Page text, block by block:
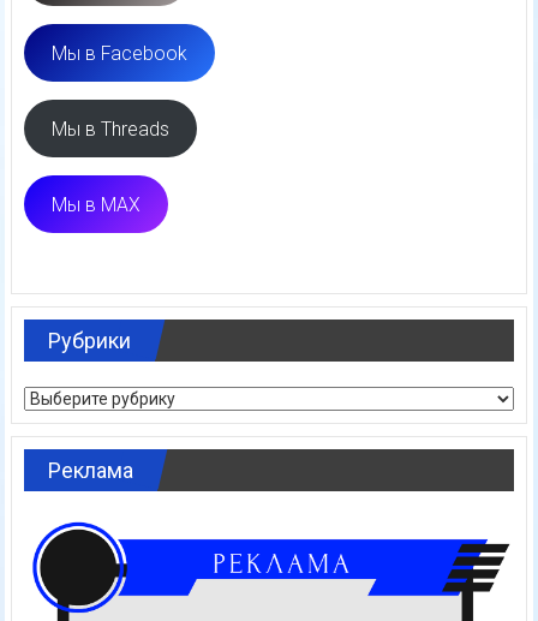
Мы в Facebook
Мы в Threads
Мы в MAX
Рубрики
Рубрики
Реклама